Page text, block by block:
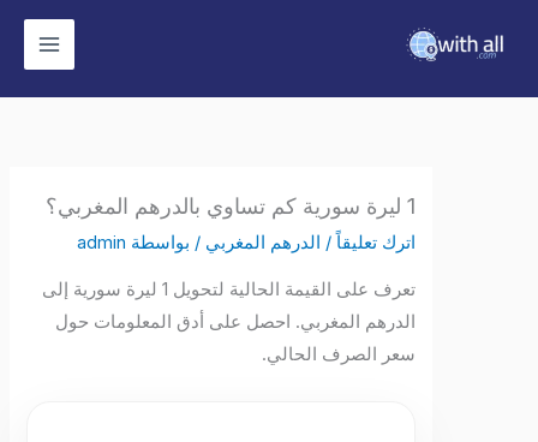
اترك تعليقاً /الدرهم المغربي/ بواسطة admin
تعرف على القيمة الحالية لتحويل 1 ليرة سورية إلى
الدرهم المغربي. احصل على أدق المعلومات حول
سعر الصرف الحالي.